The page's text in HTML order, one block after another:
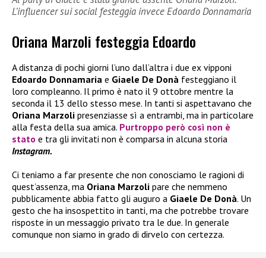
L’influencer sui social festeggia invece Edoardo Donnamaria
Oriana Marzoli festeggia Edoardo
A distanza di pochi giorni l’uno dall’altra i due ex vipponi
Edoardo Donnamaria e Giaele De Donà festeggiano il
loro compleanno. Il primo è nato il 9 ottobre mentre la
seconda il 13 dello stesso mese. In tanti si aspettavano che
Oriana Marzoli presenziasse sì a entrambi, ma in particolare
alla festa della sua amica. Purtroppo però così non è
stato e tra gli invitati non è comparsa in alcuna storia
Instagram.
Ci teniamo a far presente che non conosciamo le ragioni di
quest’assenza, ma Oriana Marzoli pare che nemmeno
pubblicamente abbia fatto gli auguro a Giaele De Donà. Un
gesto che ha insospettito in tanti, ma che potrebbe trovare
risposte in un messaggio privato tra le due. In generale
comunque non siamo in grado di dirvelo con certezza.